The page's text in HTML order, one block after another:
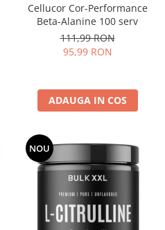
Cellucor Cor-Performance
Beta-Alanine 100 serv
111,99 RON
95,99 RON
ADAUGA IN COS
NOU